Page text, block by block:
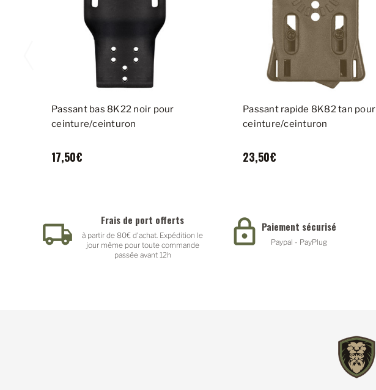
Passant bas 8K22 noir pour
ceinture/ceinturon
17,50€
Passant rapide 8K82 tan pour
ceinture/ceinturon
23,50€
Frais de port offerts
à partir de 80€ d'achat. Expédition le
jour même pour toute commande
passée avant 12h
Paiement sécurisé
Paypal - PayPlug